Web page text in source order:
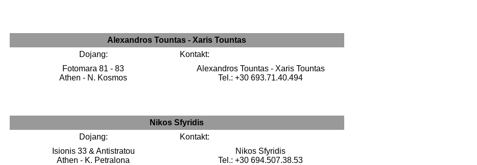
Alexandros Tountas - Xaris Tountas
Dojang:
Kontakt:
Fotomara 81 - 83
Athen - N. Kosmos
Alexandros Tountas - Xaris Tountas
Tel.: +30 693.71.40.494
Nikos Sfyridis
Dojang:
Kontakt:
Isionis 33 & Antistratou
Athen - K. Petralona
Nikos Sfyridis
Tel.: +30 694.507.38.53